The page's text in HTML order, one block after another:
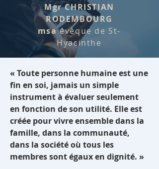
Mgr CHRISTIAN
RODEMBOURG
msaévêque de St-
Hyacinthe
« Toute personne humaine est une
fin en soi, jamais un simple
instrument à évaluer seulement
en fonction de son utilité. Elle est
créée pour vivre ensemble dans la
famille, dans la communauté,
dans la société où tous les
membres sont égaux en dignité. »